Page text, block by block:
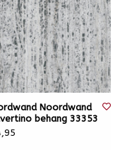
Noordwand
behang 33353